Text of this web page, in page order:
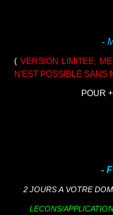
-
( VERSION LIMITEE,
N'EST POSSIBLE SANS
POUR
-
2 JOURS A VOTRE
LECONS/